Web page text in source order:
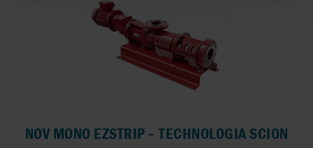
NOV MONO EZSTRIP – TECHNOLOGIA SCION